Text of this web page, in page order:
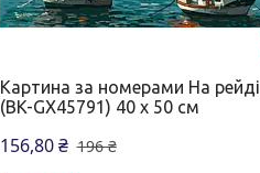
Картина за номерами На рейді
(BK-GX45791) 40 х 50 см
156,80 ₴ 196 ₴